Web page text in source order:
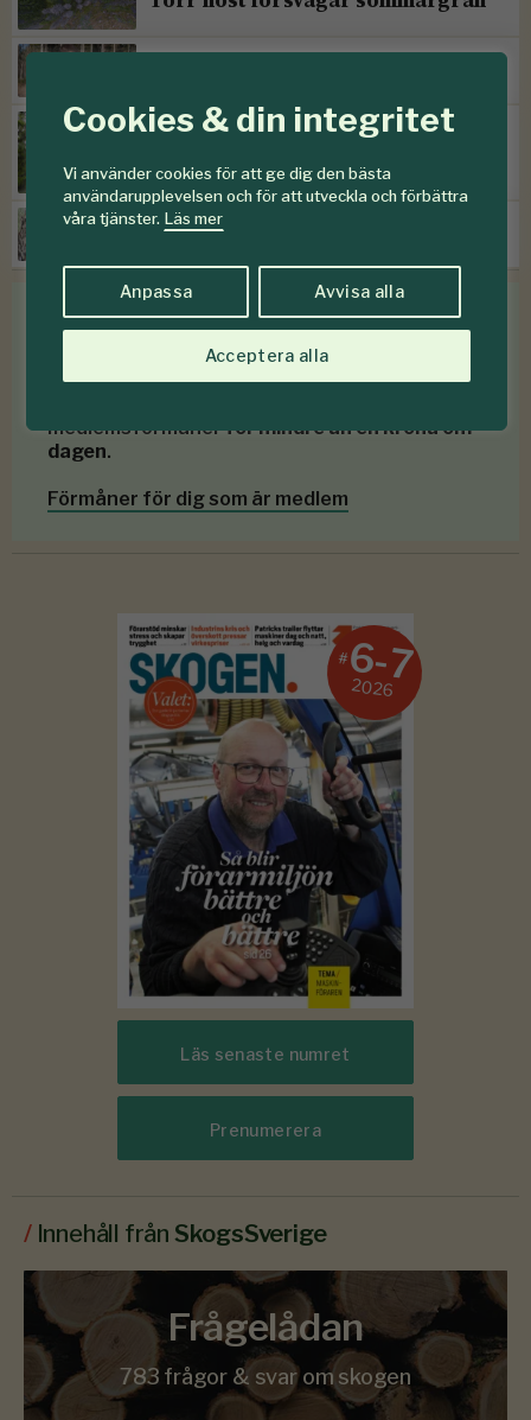
Cookies & din integritet
Vi använder cookies för att ge dig den bästa
användarupplevelsen och för att utveckla och förbättra
våra tjänster. Läs mer
Anpassa Avvisa alla
Acceptera alla
SKOGENdebatt:
verkligen funnits?”
Prissänkningar hos Mellanskog
Medlemsförmåner
medlemsförmånerför mindre än en krona om
dagen.
Förmåner för dig som är medlem
#6-7
2026
Läs senaste numret
Prenumerera
/ Innehåll från SkogsSverige
Frågelådan
783 frågor & svar om skogen